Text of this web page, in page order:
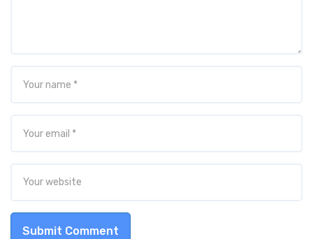
Submit Comment